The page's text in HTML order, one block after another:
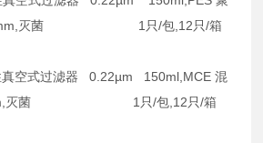
50mm,灭菌 1只/包,12只/箱
空式过滤器 0.22µm 150ml,MCE 混
灭菌 1只/包,12只/箱